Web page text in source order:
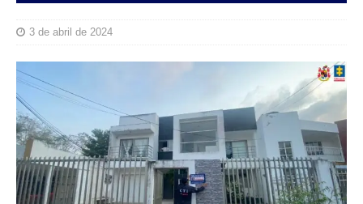
3 de abril de 2024